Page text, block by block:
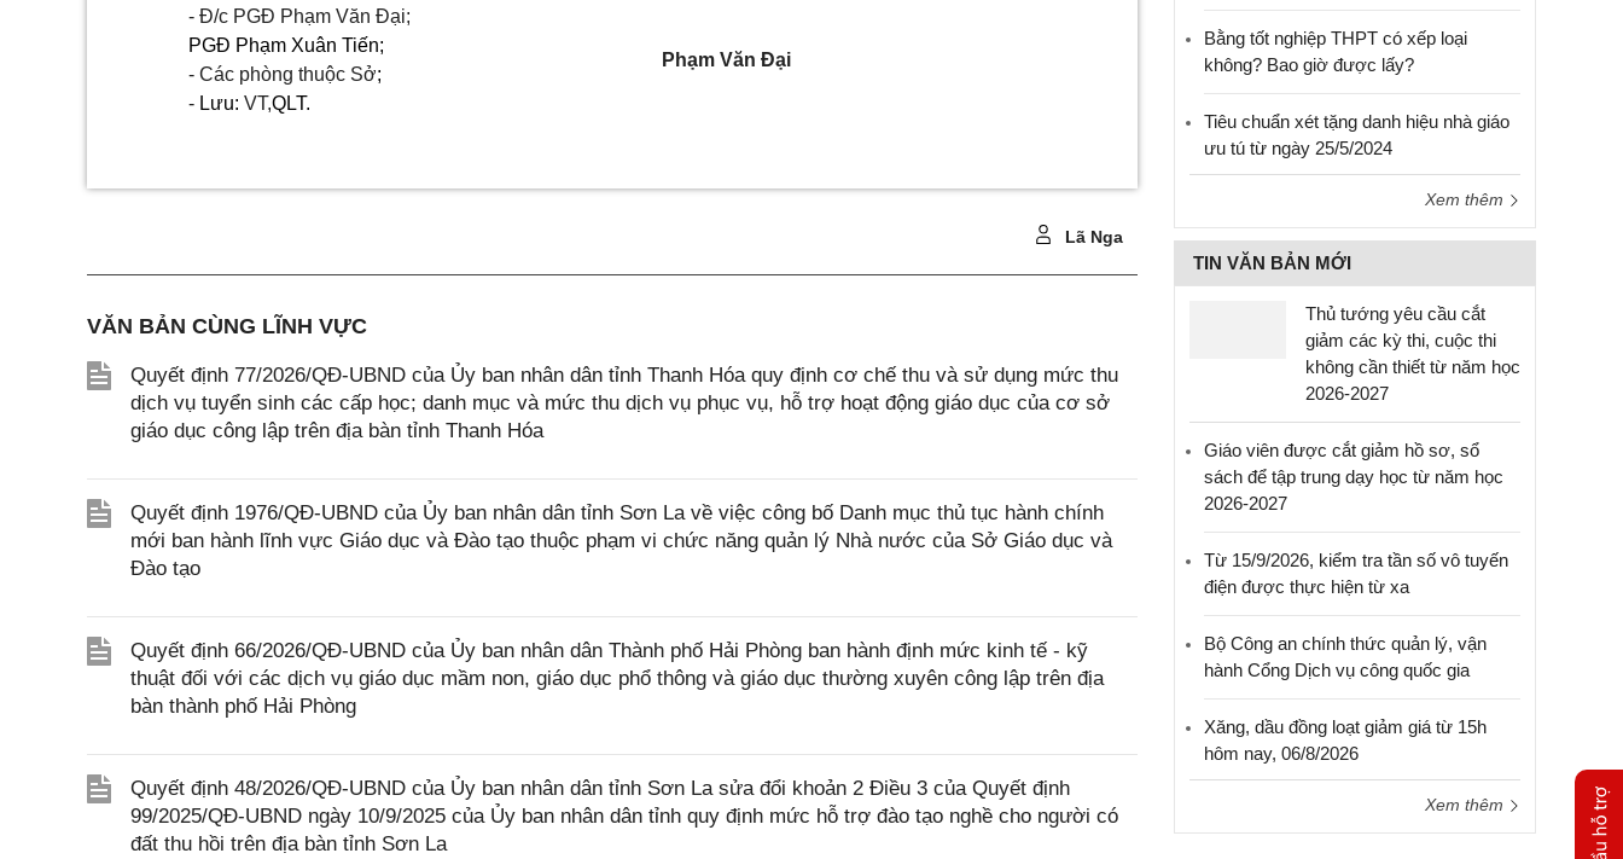
- Đ/c PGĐ Phạm Văn Đại;
PGĐ Phạm Xuân Tiến;
- Các phòng thuộc Sở;
- Lưu:VT,QLT.
Phạm Văn Đại
Lã Nga
VĂN BẢN CÙNG LĨNH VỰC
Quyết định 77/2026/QĐ-UBND của Ủy ban nhân dân tỉnh Thanh Hóa quy định cơ chế thu và sử dụng mức thu
dịch vụ tuyển sinh các cấp học; danh mục và mức thu dịch vụ phục vụ, hỗ trợ hoạt động giáo dục của cơ sở
giáo dục công lập trên địa bàn tỉnh Thanh Hóa
Quyết định 1976/QĐ-UBND của Ủy ban nhân dân tỉnh Sơn La về việc công bố Danh mục thủ tục hành chính
mới ban hành lĩnh vực Giáo dục và Đào tạo thuộc phạm vi chức năng quản lý Nhà nước của Sở Giáo dục và
Đào tạo
Quyết định 66/2026/QĐ-UBND của Ủy ban nhân dân Thành phố Hải Phòng ban hành định mức kinh tế - kỹ
thuật đối với các dịch vụ giáo dục mầm non, giáo dục phổ thông và giáo dục thường xuyên công lập trên địa
bàn thành phố Hải Phòng
Quyết định 48/2026/QĐ-UBND của Ủy ban nhân dân tỉnh Sơn La sửa đổi khoản 2 Điều 3 của Quyết định
99/2025/QĐ-UBND ngày 10/9/2025 của Ủy ban nhân dân tỉnh quy định mức hỗ trợ đào tạo nghề cho người có
đất thu hồi trên địa bàn tỉnh Sơn La
Bằng tốt nghiệp THPT có xếp loại
không? Bao giờ được lấy?
Tiêu chuẩn xét tặng danh hiệu nhà giáo
ưu tú từ ngày 25/5/2024
Xem thêm
TIN VĂN BẢN MỚI
Thủ tướng yêu cầu cắt
giảm các kỳ thi, cuộc thi
không cần thiết từ năm học
2026-2027
Giáo viên được cắt giảm hồ sơ, sổ
sách để tập trung dạy học từ năm học
2026-2027
Từ 15/9/2026, kiểm tra tần số vô tuyến
điện được thực hiện từ xa
Bộ Công an chính thức quản lý, vận
hành Cổng Dịch vụ công quốc gia
Xăng, dầu đồng loạt giảm giá từ 15h
hôm nay, 06/8/2026
Xem thêm